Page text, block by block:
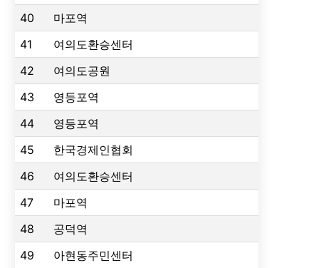
40
마포역
41
여의도환승센터
42
여의도공원
43
영등포역
44
영등포역
45
한국경제인협회
46
여의도환승센터
47
마포역
48
공덕역
49
아현동주민센터